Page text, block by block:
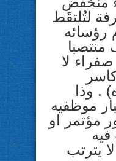
لتُلتقَط
رؤسائه
منتصبا
لا
. وذا
موظفيه
مؤتمر او
يترتب